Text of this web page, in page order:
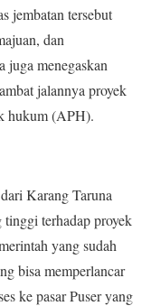
jembatan tersebut
dan
juga menegaskan
jalannya proyek
hukum (APH).
Karang Taruna
tinggi terhadap proyek
yang sudah
bisa memperlancar
ke pasar Puser yang